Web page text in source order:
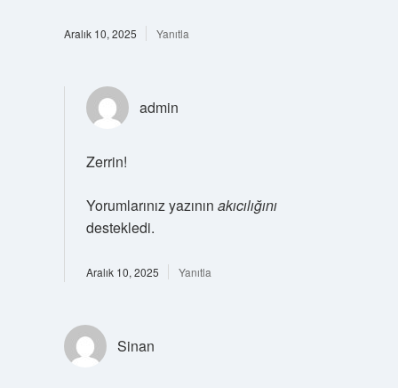
Aralık 10, 2025 Yanıtla
admin
Zerrin!
Yorumlarınız yazının akıcılığını
destekledi.
Aralık 10, 2025 Yanıtla
Sinan